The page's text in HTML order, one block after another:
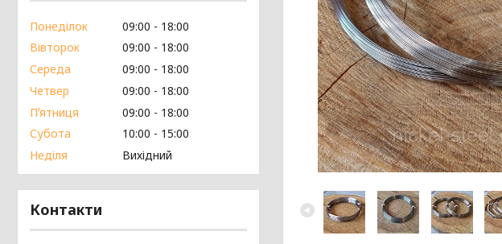
Понеділок 09:00
18:00
Вівторок
09:00
18:00
Середа
09:00
18:00
Четвер
09:00
18:00
Пʼятниця
09:00
18:00
Субота
10:00
15:00
Неділя
Вихідний
Контакти